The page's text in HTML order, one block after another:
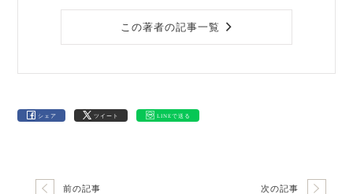
この著者の記事一覧
シェア ツイート LINEで送る
前の記事 次の記事